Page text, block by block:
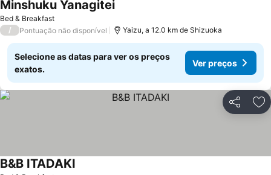
Bed & Breakfast
Minshuku YanagiteiVer preços
/ Pontuação não disponível Yaizu, a 12.0 km de Shizuoka
Selecione as datas para ver os preços
exatos.
Ver preços
Partilhar
B&B ITADAKI